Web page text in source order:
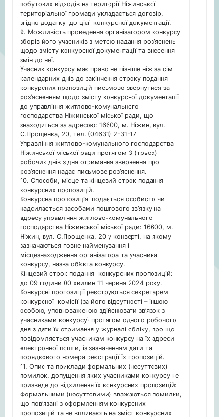
побутових відходів на території Ніжинської
територіальної громади укладається договір,
згідно додатку до цієї конкурсної документації.
9. Можливість проведення організатором конкурсу
зборів його учасників з метою надання роз’яснень
щодо змісту конкурсної документації та внесення
змін до неї.
Учасник конкурсу має право не пізніше ніж за сім
календарних днів до закінчення строку подання
конкурсних пропозицій письмово звернутися за
роз’ясненням щодо змісту конкурсної документації
до управління житлово-комунального
господарства Ніжинської міської ради, що
знаходиться за адресою: 16600, м. Ніжин, вул.
С.Прощенка, 20, тел. (04631) 2-31-17
Управління житлово-комунального господарства
Ніжинської міської ради протягом 3 (трьох)
робочих днів з дня отримання звернення про
роз’яснення надає письмове роз’яснення.
10. Способи, місце та кінцевий строк подання
конкурсних пропозицій.
Конкурсна пропозиція подається особисто чи
надсилається засобами поштового зв’язку на
адресу управління житлово-комунального
господарства Ніжинської міської ради: 16600, м.
Ніжин, вул. С.Прощенка, 20 у конверті, на якому
зазначаються повне найменування і
місцезнаходження організатора та учасника
конкурсу, назва об’єкта конкурсу.
Кінцевий строк подання конкурсних пропозицій:
до 09 години 00 хвилин 11 червня 2024 року.
Конкурсні пропозиції реєструються секретарем
конкурсної комісії (за його відсутності – іншою
особою, уповноваженою здійснювати зв’язок з
учасниками конкурсу) протягом одного робочого
дня з дати їх отримання у журналі обліку, про що
повідомляється учасникам конкурсу на їх адреси
електронної пошти, із зазначенням дати та
порядкового номера реєстрації їх пропозицій.
11. Опис та приклади формальних (несуттєвих)
помилок, допущення яких учасниками конкурсу не
призведе до відхилення їх конкурсних пропозицій:
Формальними (несуттєвими) вважаються помилки,
що пов’язані з оформленням конкурсних
пропозицій та не впливають на зміст конкурсних